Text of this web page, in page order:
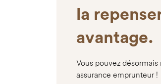
la
avantage.
Vous pouvez
assurance emprunteur !